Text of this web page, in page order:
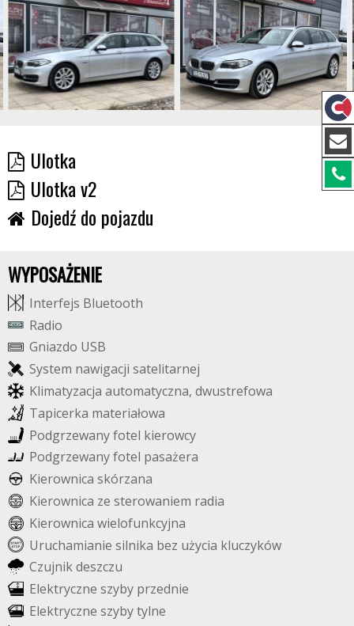
Ulotka
Ulotka v2
Dojedź do pojazdu
WYPOSAŻENIE
Interfejs Bluetooth
Radio
Gniazdo USB
System nawigacji satelitarnej
Klimatyzacja automatyczna, dwustrefowa
Tapicerka materiałowa
Podgrzewanyfotel kierowcy
Podgrzewanyfotel pasażera
Kierownica skórzana
Kierownica ze sterowaniem radia
Kierownica wielofunkcyjna
Uruchamianie silnika bez użycia kluczyków
Czujnikdeszczu
Elektryczne szyby przednie
Elektryczne szybytylne